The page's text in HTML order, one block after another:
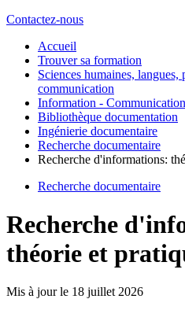
Contactez-nous
Accueil
Trouver sa formation
Sciences humaines,
communication
Information -
Bibliothèque documentation
Ingénierie documentaire
Recherche documentaire
Recherche d'informations:
Recherche documentaire
Recherche
théorie et
Mis à jour le 18 juillet 2026